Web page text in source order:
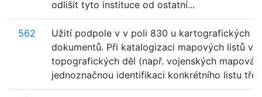
odlišit tyto instituce od ostatní...
562
Užití podpole v v poli 830 u kartografických
dokumentů. Při katalogizaci mapových listů
topografických děl (např. vojenských
jednoznačnou identifikaci konkrétního listu